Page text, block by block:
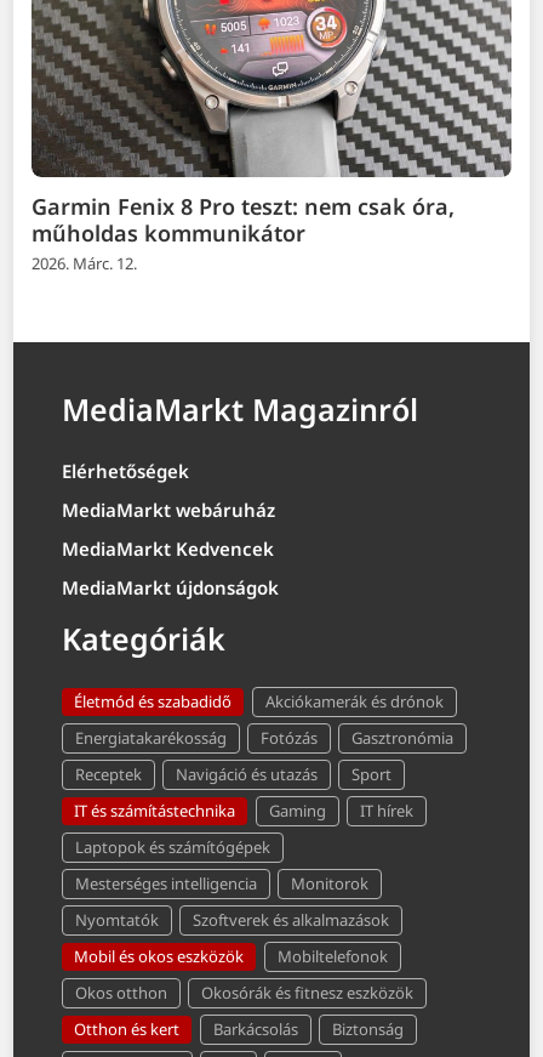
Garmin Fenix 8 Pro teszt: nem csak óra,
műholdas kommunikátor
2026. Márc. 12.
MediaMarkt Magazinról
Elérhetőségek
MediaMarkt webáruház
MediaMarkt Kedvencek
MediaMarkt újdonságok
Kategóriák
Életmód és szabadidő
Akciókamerák és drónok
Energiatakarékosság
Fotózás
Gasztronómia
Receptek
Navigáció és utazás
Sport
IT és számítástechnika
Gaming
IT hírek
Laptopok és számítógépek
Mesterséges intelligencia
Monitorok
Nyomtatók
Szoftverek és alkalmazások
Mobil és okos eszközök
Mobiltelefonok
Okos otthon
Okosórák és fitnesz eszközök
Otthon és kert
Barkácsolás
Biztonság